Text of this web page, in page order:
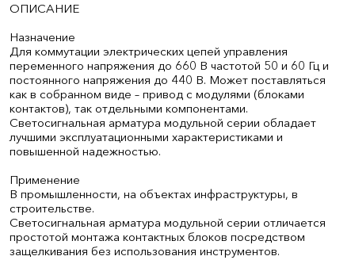
ОПИСАНИЕ
Назначение
Для коммутации электрических цепей управления
переменного напряжения до 660 В частотой 50 и 60 Гц и
постоянного напряжения до 440 В. Может поставляться
как в собранном виде – привод с модулями (блоками
контактов), так отдельными компонентами.
Светосигнальная арматура модульной серии обладает
лучшими эксплуатационными характеристиками и
повышенной надежностью.
Применение
В промышленности, на объектах инфраструктуры, в
строительстве.
Светосигнальная арматура модульной серии отличается
простотой монтажа контактных блоков посредством
защелкивания без использования инструментов.